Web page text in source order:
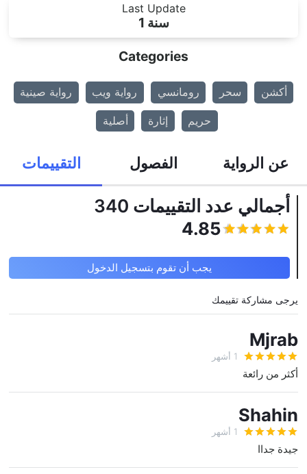
Last Update
1 سنة
Categories
رواية صينية رواية ويب رومانسي سحر أكشن
أصلية إثارة حريم
عن الرواية الفصول التقييمات
يجب أن تقوم بتسجيل الدخول
أجمالي عدد التقييمات 340
4.85
يجب أن تقوم بتسجيل الدخول
يرجى مشاركة تقييمك
Mjrab
1 أشهر
أكثر من رائعة
Shahin
1 أشهر
جيدة جداا